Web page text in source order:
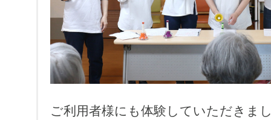
ご利用者様にも体験していただきま